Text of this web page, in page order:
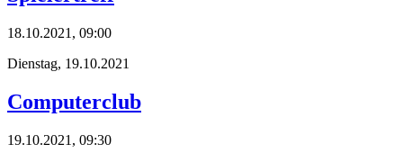
18.10.2021, 09:00
Dienstag, 19.10.2021
Computerclub
19.10.2021, 09:30